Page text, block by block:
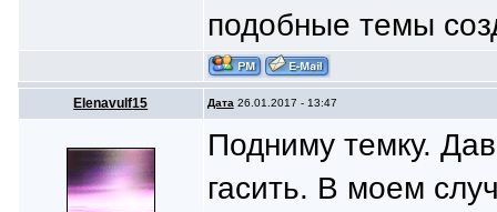
подобные темы
Elenavulf15 Дата 26.01.2017 - 13:47
Подниму темку.
гасить. В моем